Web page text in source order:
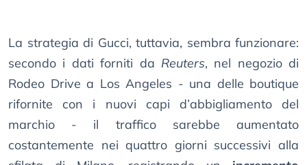
La strategia di Gucci, tuttavia, sembra funzionare:
secondo i dati forniti da Reuters, nel negozio di
Rodeo Drive a Los Angeles - una delle boutique
rifornite con i nuovi capi d’abbigliamento del
marchio - il traffico sarebbe aumentato
costantemente nei quattro giorni successivi alla